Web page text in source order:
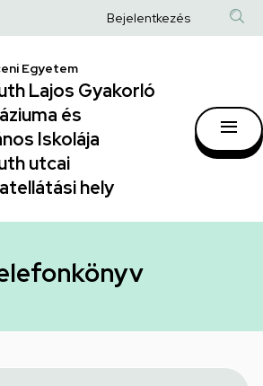
Anonim
fiók
Bejelentkezés
Egyetem
Lajos Gyakorló
és
Iskolája
utcai
hely